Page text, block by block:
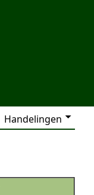
Handelingen